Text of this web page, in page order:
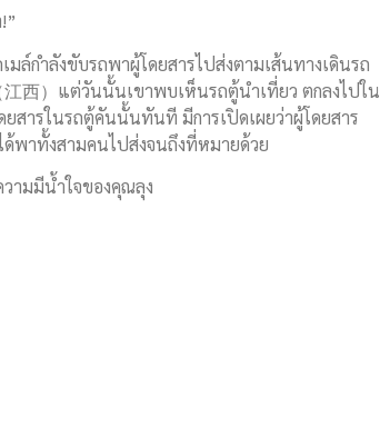
กำลังขับรถพาผู้โดยสารไปส่งตามเส้นทางเดินรถ
西）แต่วันนั้นเขาพบเห็นรถตู้นำเที่ยว ตกลงไปใน
สารในรถตู้คันนั้นทันที มีการเปิดเผยว่าผู้โดยสาร
พาทั้งสามคนไปส่งจนถึงที่หมายด้วย
ามมีน้ำใจของคุณลุง